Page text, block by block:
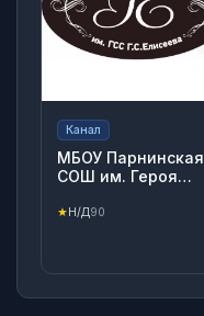
Канал
МБОУ Парнинская
СОШ им. Героя
Г.С. Елисеева
★Н/Д90